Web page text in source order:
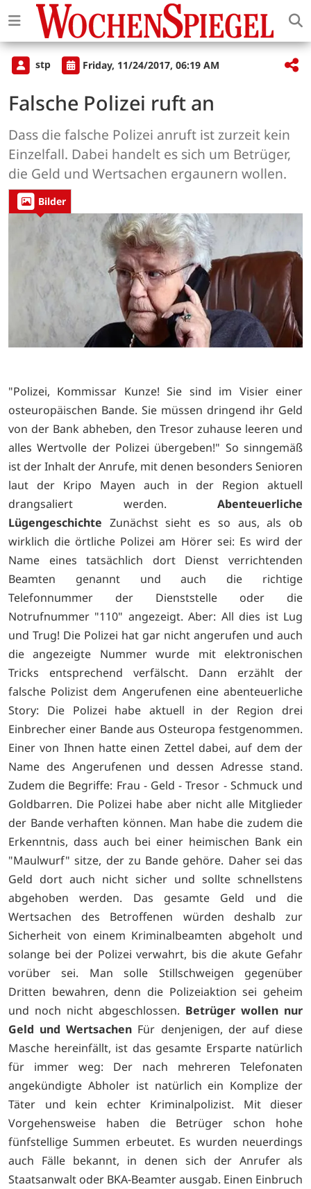
stp Friday, 11/24/2017, 06:19 AM
Falsche Polizei ruft an
Dass die falsche Polizei anruft ist zurzeit kein
Einzelfall. Dabei handelt es sich um Betrüger,
die Geld und Wertsachen ergaunern wollen.
Bilder
"Polizei, Kommissar Kunze! Sie sind im Visier einer
osteuropäischen Bande. Sie müssen dringend ihr Geld
von der Bank abheben, den Tresor zuhause leeren und
alles Wertvolle der Polizei übergeben!" So sinngemäß
ist der Inhalt der Anrufe, mit denen besonders Senioren
laut der Kripo Mayen auch in der Region aktuell
drangsaliert werden. Abenteuerliche
Lügengeschichte Zunächst sieht es so aus, als ob
wirklich die örtliche Polizei am Hörer sei: Es wird der
Name eines tatsächlich dort Dienst verrichtenden
Beamten genannt und auch die richtige
Telefonnummer der Dienststelle oder die
Notrufnummer "110" angezeigt. Aber: All dies ist Lug
und Trug! Die Polizei hat gar nicht angerufen und auch
die angezeigte Nummer wurde mit elektronischen
Tricks entsprechend verfälscht. Dann erzählt der
falsche Polizist dem Angerufenen eine abenteuerliche
Story: Die Polizei habe aktuell in der Region drei
Einbrecher einer Bande aus Osteuropa festgenommen.
Einer von Ihnen hatte einen Zettel dabei, auf dem der
Name des Angerufenen und dessen Adresse stand.
Zudem die Begriffe: Frau - Geld - Tresor - Schmuck und
Goldbarren. Die Polizei habe aber nicht alle Mitglieder
der Bande verhaften können. Man habe die zudem die
Erkenntnis, dass auch bei einer heimischen Bank ein
"Maulwurf" sitze, der zu Bande gehöre. Daher sei das
Geld dort auch nicht sicher und sollte schnellstens
abgehoben werden. Das gesamte Geld und die
Wertsachen des Betroffenen würden deshalb zur
Sicherheit von einem Kriminalbeamten abgeholt und
solange bei der Polizei verwahrt, bis die akute Gefahr
vorüber sei. Man solle Stillschweigen gegenüber
Dritten bewahren, denn die Polizeiaktion sei geheim
und noch nicht abgeschlossen. Betrüger wollen nur
Geld und Wertsachen Für denjenigen, der auf diese
Masche hereinfällt, ist das gesamte Ersparte natürlich
für immer weg: Der nach mehreren Telefonaten
angekündigte Abholer ist natürlich ein Komplize der
Täter und kein echter Kriminalpolizist. Mit dieser
Vorgehensweise haben die Betrüger schon hohe
fünfstellige Summen erbeutet. Es wurden neuerdings
auch Fälle bekannt, in denen sich der Anrufer als
Staatsanwalt oder BKA-Beamter ausgab. Einen Einbruch